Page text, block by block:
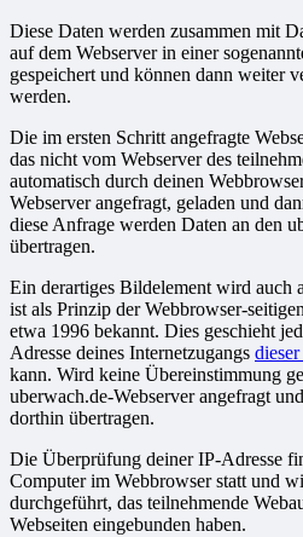
Diese Daten werden zusammen mit
auf dem Webserver in einer
gespeichert und können dann weiter
werden.
Die im ersten Schritt angefragte
das nicht vom Webserver des
automatisch durch deinen
Webserver angefragt, geladen und
diese Anfrage werden Daten an den
übertragen.
Ein derartiges Bildelement wird auch
ist als Prinzip der Webbrowser-
etwa 1996 bekannt. Dies geschieht
Adresse deines Internetzugangs
kann. Wird keine Übereinstimmung
uberwach.de-Webserver angefragt
dorthin übertragen.
Die Überprüfung deiner IP-Adresse
Computer im Webbrowser statt und
durchgeführt, das teilnehmende
Webseiten eingebunden haben.